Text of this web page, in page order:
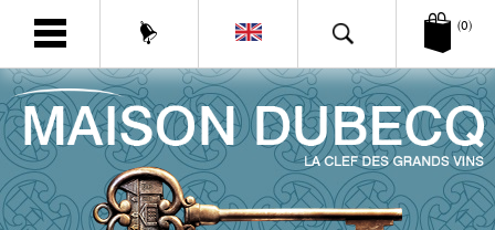
(0)